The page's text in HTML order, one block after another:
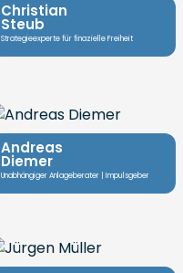
Christian
Steub
Strategieexperte für finazielle Freiheit
Andreas
Diemer
Unabhängiger Anlageberater | Impulsgeber